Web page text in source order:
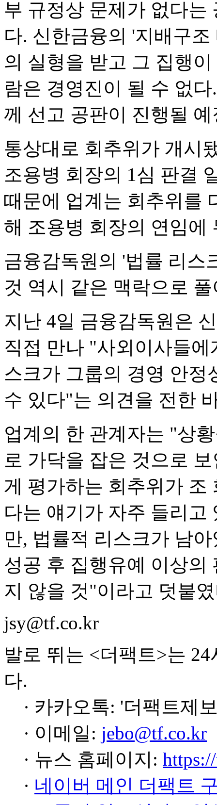
부 규정상 문제가 없다는
다. 신한금융의 '지배구
의 실형을 받고 그 집행
람은 경영진이 될 수 없
께 선고 공판이 진행될
통상대로 회추위가 개시
조용병 회장의 1심 판결
때문에 업계는 회추위를
해 조용병 회장의 연임에
금융감독원의 '법률 리스
것 역시 같은 맥락으로
지난 4일 금융감독원은
직접 만나 "사외이사들
스크가 그룹의 경영 안정
수 있다"는 의견을 전한
업계의 한 관계자는 "상
로 가닥을 잡은 것으로
게 평가하는 회추위가 조
다는 얘기가 자주 들리
만, 법률적 리스크가 남
성공 후 집행유예 이상의
지 않을 것"이라고 덧붙
jsy@tf.co.kr
발로 뛰는 <더팩트>는
다.
· 카카오톡: '더팩트제
· 이메일: jebo@tf.co.kr
· 뉴스 홈페이지:
· 네이버 메인 더팩트